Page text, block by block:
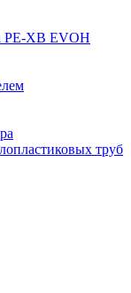
PE-XB EVOH
труб